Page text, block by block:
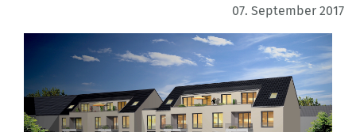
07. September 2017